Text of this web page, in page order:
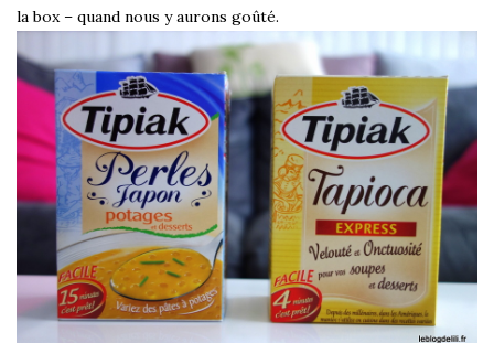
la box – quand nous y aurons goûté.